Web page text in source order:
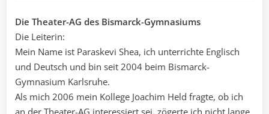
Die Theater-AG des Bismarck-Gymnasiums
Die Leiterin:
Mein Name ist Paraskevi Shea, ich unterrichte Englisch
und Deutsch und bin seit 2004 beim Bismarck-
Gymnasium Karlsruhe.
Als mich 2006 mein Kollege Joachim Held fragte, ob ich
an der Theater-AG interessiert sei, zögerte ich nicht lange